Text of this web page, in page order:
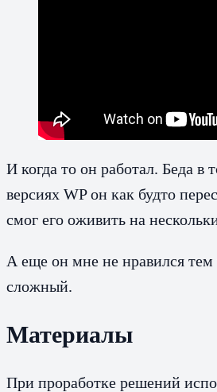
И когда то он работал. Беда в
версиях WP он как будто
смог его оживить на
А еще он мне не нравился
сложный.
Материалы
При проработке решений